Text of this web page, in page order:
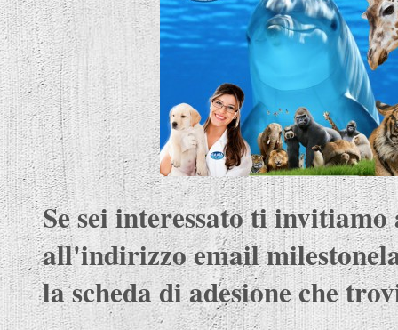
Se sei interessato ti
all'indirizzo email
la scheda di adesione che